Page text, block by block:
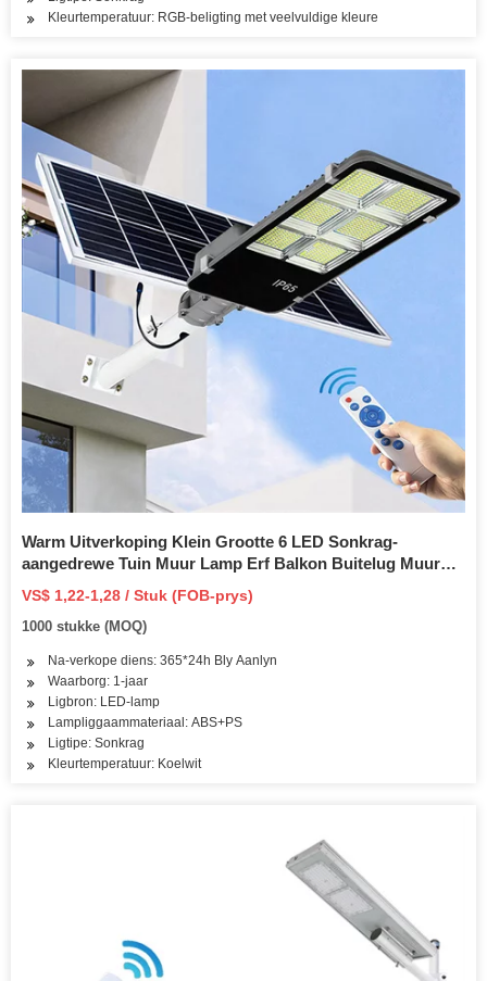
Kleurtemperatuur: RGB-beligting met veelvuldige kleure
Warm Uitverkoping Klein Grootte 6 LED Sonkrag-
aangedrewe Tuin Muur Lamp Erf Balkon Buitelug Muur
Mount Solar Light
VS$ 1,22-1,28 / Stuk (FOB-prys)
1000 stukke (MOQ)
Na-verkope diens: 365*24h Bly Aanlyn
Waarborg: 1-jaar
Ligbron: LED-lamp
Lampliggaammateriaal: ABS+PS
Ligtipe: Sonkrag
Kleurtemperatuur: Koelwit